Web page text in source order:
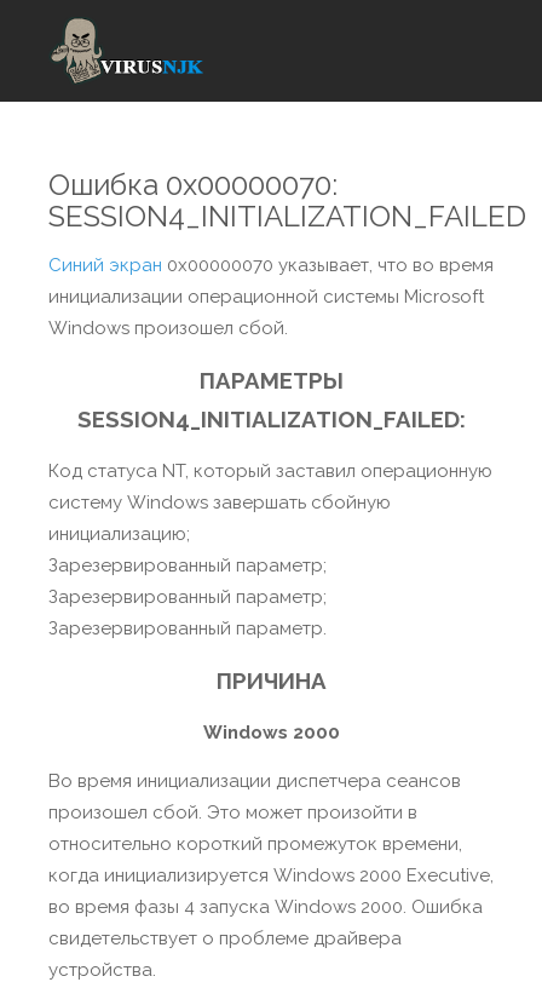
Ошибка 0x00000070:
SESSION4_INITIALIZATION_FAILED
Синий экран 0x00000070 указывает, что во время
инициализации операционной системы Microsoft
Windows произошел сбой.
ПАРАМЕТРЫ
SESSION4_INITIALIZATION_FAILED:
Код статуса NT, который заставил операционную
систему Windows завершать сбойную
инициализацию;
Зарезервированный параметр;
Зарезервированный параметр;
Зарезервированный параметр.
ПРИЧИНА
Windows 2000
Во время инициализации диспетчера сеансов
произошел сбой. Это может произойти в
относительно короткий промежуток времени,
когда инициализируется Windows 2000 Executive,
во время фазы 4 запуска Windows 2000. Ошибка
свидетельствует о проблеме драйвера
устройства.